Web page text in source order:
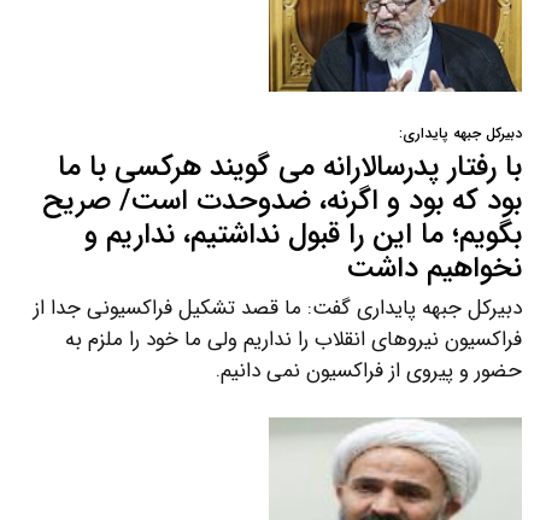
دبیرکل جبهه پایداری:
با رفتار پدرسالارانه می گویند هرکسی با ما
بود که بود و اگرنه، ضدوحدت است/ صریح
بگویم؛ ما این را قبول نداشتیم، نداریم و
نخواهیم داشت
دبیرکل جبهه پایداری گفت: ما قصد تشکیل فراکسیونی جدا از
فراکسیون نیروهای انقلاب را نداریم ولی ما خود را ملزم به
حضور و پیروی از فراکسیون نمی دانیم.